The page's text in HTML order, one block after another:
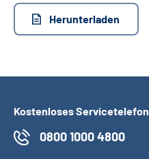
Herunterladen
Kostenloses Servicetelefon
0800 1000 4800